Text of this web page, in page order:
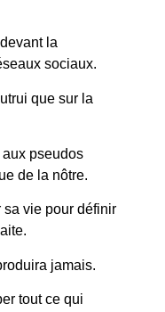
la
sociaux.
que sur la
aux pseudos
de la nôtre.
sa vie pour définir
jamais.
tout ce qui